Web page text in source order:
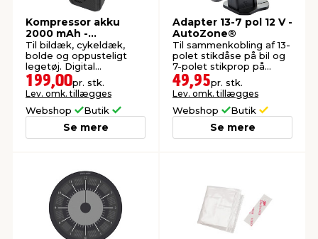
& ukrudt
& syltning
Kompressor akku
2000 mAh -
AutoZone®
Til bildæk, cykeldæk,
bolde og oppusteligt
legetøj. Digital
trykindikator og LED-lys.
199,00pr. stk.
Lev. omk. tillægges
Webshop Butik
Se mere
Adapter 13-7 pol 12 V -
AutoZone®
Til sammenkobling af 13-
polet stikdåse på bil og
7-polet stikprop på
trailer.
49,95pr. stk.
Lev. omk. tillægges
Webshop Butik
Se mere